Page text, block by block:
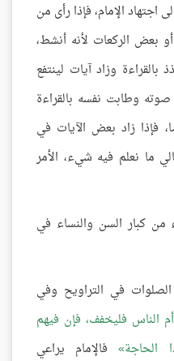
اجتهاد الإمام، فإذا رأى من
بعض الركعات لأنه أنشط،
وزاد آيات لينتفع
وطابت نفسه بالقراءة
فإذا زاد بعض الآيات في
ما نعلم فيه شيء، الأمر
كبار السن والنساء في
في التراويح وفي
الناس فليخفف، فإن فيهم
الحاجة فالإمام يراعي